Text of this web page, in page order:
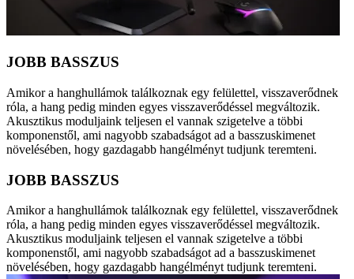
JOBB BASSZUS
Amikor a hanghullámok találkoznak egy felülettel, visszaverődnek
róla, a hang pedig minden egyes visszaverődéssel megváltozik.
Akusztikus moduljaink teljesen el vannak szigetelve a többi
komponenstől, ami nagyobb szabadságot ad a basszuskimenet
növelésében, hogy gazdagabb hangélményt tudjunk teremteni.
JOBB BASSZUS
Amikor a hanghullámok találkoznak egy felülettel, visszaverődnek
róla, a hang pedig minden egyes visszaverődéssel megváltozik.
Akusztikus moduljaink teljesen el vannak szigetelve a többi
komponenstől, ami nagyobb szabadságot ad a basszuskimenet
növelésében, hogy gazdagabb hangélményt tudjunk teremteni.